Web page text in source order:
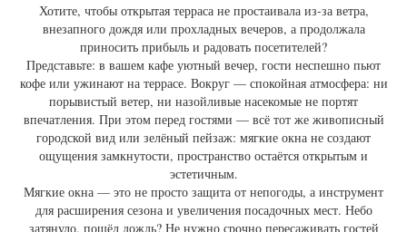
Хотите, чтобы открытая терраса не простаивала из‑за ветра,
внезапного дождя или прохладных вечеров, а продолжала
приносить прибыль и радовать посетителей?
Представьте: в вашем кафе уютный вечер, гости неспешно пьют
кофе или ужинают на террасе. Вокруг — спокойная атмосфера: ни
порывистый ветер, ни назойливые насекомые не портят
впечатления. При этом перед гостями — всё тот же живописный
городской вид или зелёный пейзаж: мягкие окна не создают
ощущения замкнутости, пространство остаётся открытым и
эстетичным.
Мягкие окна — это не просто защита от непогоды, а инструмент
для расширения сезона и увеличения посадочных мест. Небо
затянуло, пошёл дождь? Не нужно срочно пересаживать гостей